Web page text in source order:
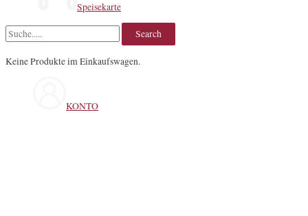
Speisekarte
Keine Produkte im Einkaufswagen.
KONTO